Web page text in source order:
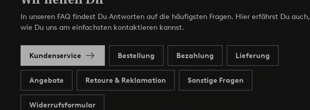
In unseren FAQ findest Du Antworten auf die häufigsten Fragen. Hier erfährst Du auch,
wie Du uns am einfachsten kontaktieren kannst.
Kundenservice Bestellung Bezahlung Lieferung
Angebote Retoure & Reklamation Sonstige Fragen
Widerrufsformular